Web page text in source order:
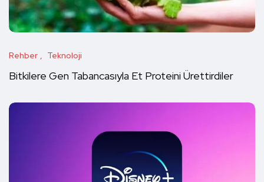
Rehber Teknoloji
Bitkilere Gen Tabancasıyla Et Proteini Ürettirdiler